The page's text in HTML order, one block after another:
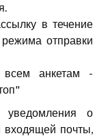
в течение
отправки
анкетам -
о
входящей почты,